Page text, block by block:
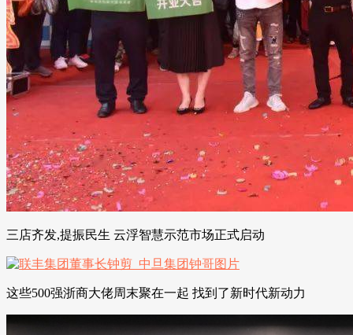
三店齐发,提振民生 云浮智慧示范市场正式启动
这些500强浙商大佬周末聚在一起 找到了新时代新动力